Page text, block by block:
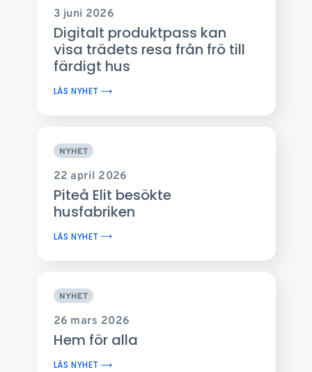
3 juni 2026
Digitalt produktpass kan
visa trädets resa från frö till
färdigt hus
LÄS NYHET
NYHET
22 april 2026
Piteå Elit besökte
husfabriken
LÄS NYHET
NYHET
26 mars 2026
Hem för alla
LÄS NYHET